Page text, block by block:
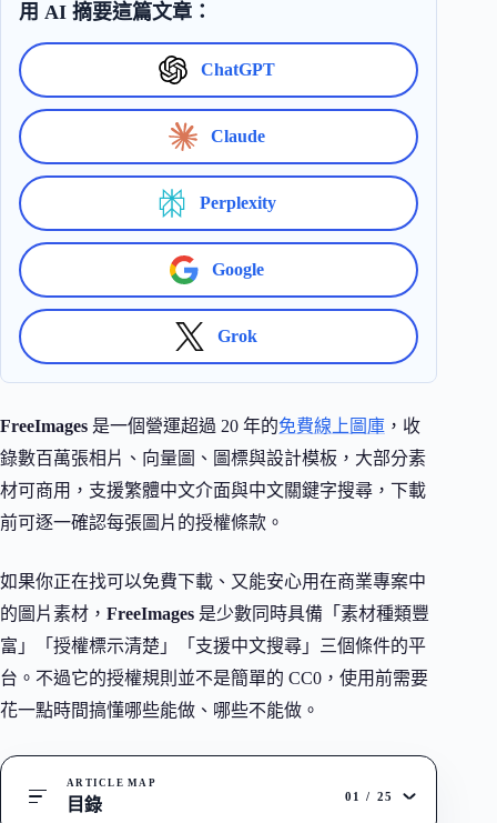
用 AI 摘要這篇文章：
ChatGPT
Claude
Perplexity
Google
Grok
FreeImages 是一個營運超過 20 年的免費線上圖庫 ，收
錄數百萬張相片、向量圖、圖標與設計模板，大部分素
材可商用，支援繁體中文介面與中文關鍵字搜尋，下載
前可逐一確認每張圖片的授權條款。
如果你正在找可以免費下載、又能安心用在商業專案中
的圖片素材， FreeImages 是少數同時具備「素材種類豐
富」「授權標示清楚」「支援中文搜尋」三個條件的平
台。不過它的授權規則並不是簡單的 CC0，使用前需要
花一點時間搞懂哪些能做、哪些不能做。
ARTICLE MAP
目錄 01 / 25